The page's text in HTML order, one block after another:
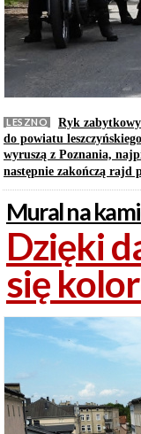
LESZNO
Ryk
do powiatu
wyruszą z Poznania,
następnie zakończą rajd
Mural na
Dzięki
się